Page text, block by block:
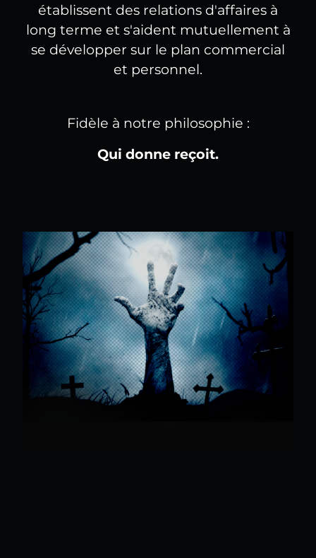
établissent des relations d'affaires à
long terme et s'aident mutuellement à
se développer sur le plan commercial
et personnel.
Fidèle à notre philosophie :
Qui donne reçoit.